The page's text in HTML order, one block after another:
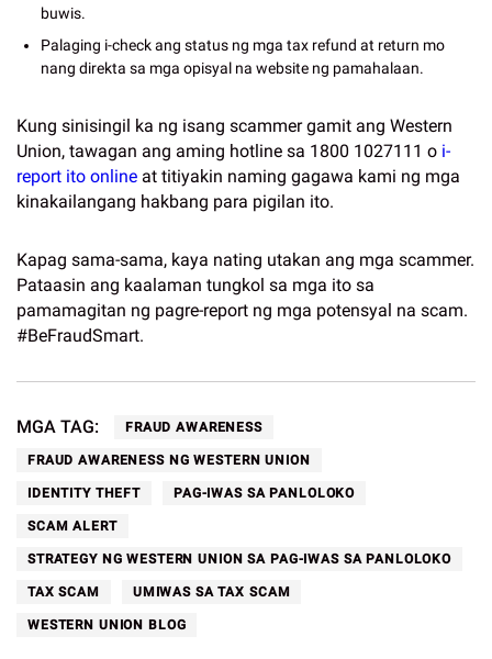
buwis.
Palaging i-check ang status ng mga tax refund at return mo
nang direkta sa mga opisyal na website ng pamahalaan.
Kung sinisingil ka ng isang scammer gamit ang Western
Union, tawagan ang aming hotline sa 1800 1027111 o i-
report ito online at titiyakin naming gagawa kami ng mga
kinakailangang hakbang para pigilan ito.
Kapag sama-sama, kaya nating utakan ang mga scammer.
Pataasin ang kaalaman tungkol sa mga ito sa
pamamagitan ng pagre-report ng mga potensyal na scam.
#BeFraudSmart.
MGA TAG: FRAUD AWARENESS
FRAUD AWARENESS NG WESTERN UNION
IDENTITY THEFT PAG-IWAS SA PANLOLOKO
SCAM ALERT
STRATEGY NG WESTERN UNION SA PAG-IWAS SA PANLOLOKO
TAX SCAM UMIWAS SA TAX SCAM
WESTERN UNION BLOG